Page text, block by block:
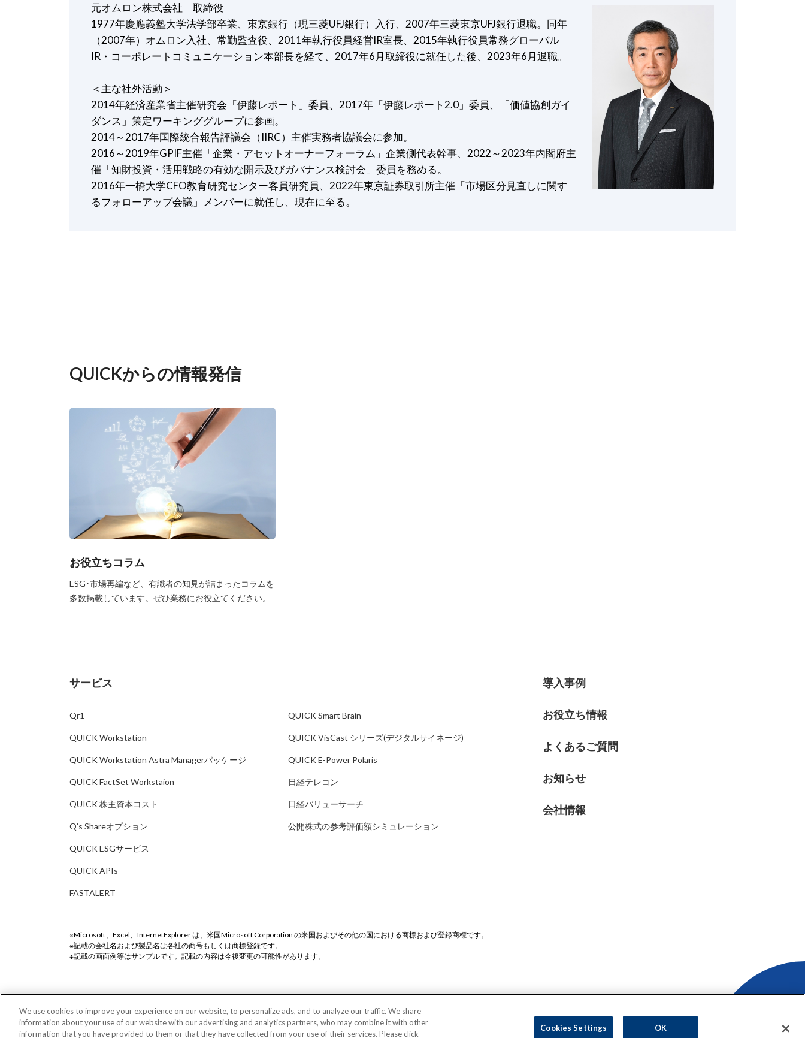
元オムロン株式会社 取締役
1977年慶應義塾大学法学部卒業、東京銀行（現三菱UFJ銀行）入行、2007年三菱東京UFJ銀行退職。同年
（2007年）オムロン入社、常勤監査役、2011年執行役員経営IR室長、2015年執行役員常務グローバル
IR・コーポレートコミュニケーション本部長を経て、2017年6月取締役に就任した後、2023年6月退職。
＜主な社外活動＞
2014年経済産業省主催研究会「伊藤レポート」委員、2017年「伊藤レポート2.0」委員、「価値協創ガイ
ダンス」策定ワーキンググループに参画。
2014～2017年国際統合報告評議会（IIRC）主催実務者協議会に参加。
2016～2019年GPIF主催「企業・アセットオーナーフォーラム」企業側代表幹事、2022～2023年内閣府主
催「知財投資・活用戦略の有効な開示及びガバナンス検討会」委員を務める。
2016年一橋大学CFO教育研究センター客員研究員、2022年東京証券取引所主催「市場区分見直しに関す
るフォローアップ会議」メンバーに就任し、現在に至る。
QUICKからの情報発信
お役立ちコラム
ESG･市場再編など、有識者の知見が詰まったコラムを
多数掲載しています。ぜひ業務にお役立てください。
サービス
Qr1
QUICK Workstation
QUICK Workstation Astra Managerパッケージ
QUICK FactSet Workstaion
QUICK 株主資本コスト
Q’s Shareオプション
QUICK ESGサービス
QUICK APIs
FASTALERT
QUICK Smart Brain
QUICK VisCast シリーズ(デジタルサイネージ)
QUICK E-Power Polaris
日経テレコン
日経バリューサーチ
公開株式の参考評価額シミュレーション
導入事例
お役立ち情報
よくあるご質問
お知らせ
会社情報
Microsoft、Excel、InternetExplorer は、米国Microsoft Corporation の米国およびその他の国における商標および登録商標です。
記載の会社名および製品名は各社の商号もしくは商標登録です。
記載の画面例等はサンプルです。記載の内容は今後変更の可能性があります。
QUICKとは サイトマップ サイトについて 個人情報保護方針 特定個人情報保護方針
© QUICK Corp.
We use cookies to improve your experience on our website, to personalize ads, and to analyze our traffic. We share
information about your use of our website with our advertising and analytics partners, who may combine it with other
information that you have provided to them or that they have collected from your use of their services. Please click
Cookies Settings OK